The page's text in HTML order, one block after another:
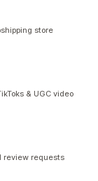
store
& UGC video
review requests